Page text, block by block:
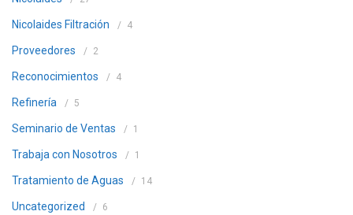
Nicolaides Filtración 4
Proveedores 2
Reconocimientos 4
Refinería 5
Seminario de Ventas 1
Trabaja con Nosotros 1
Tratamiento de Aguas 14
Uncategorized 6